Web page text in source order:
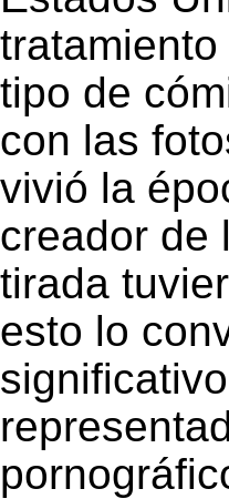
tipo de
con las
vivió la
creador de
tirada
esto lo